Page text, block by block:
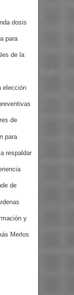
dosis
para
de la
elección
de
para
respaldar
de
y
Merlos